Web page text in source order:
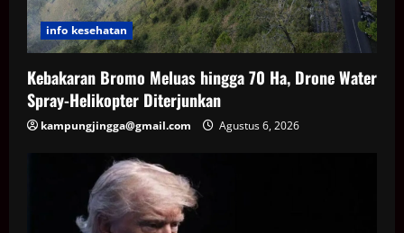
info kesehatan
Kebakaran Bromo Meluas hingga 70 Ha, Drone Water
Spray-Helikopter Diterjunkan
kampungjingga@gmail.com Agustus 6, 2026